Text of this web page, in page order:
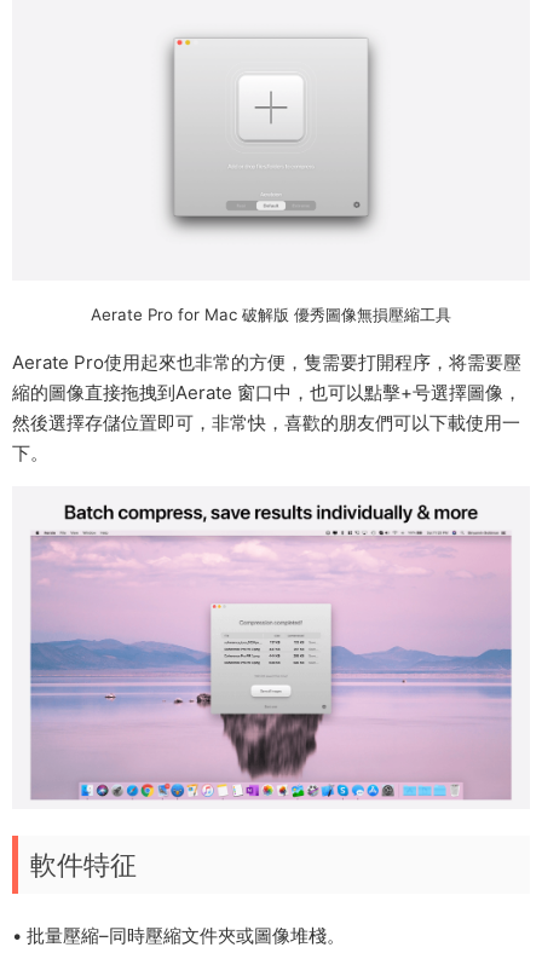
Aerate Pro for Mac 破解版 優秀圖像無損壓縮工具
Aerate Pro使用起來也非常的方便，隻需要打開程序，将需要壓
縮的圖像直接拖拽到Aerate 窗口中，也可以點擊+号選擇圖像，
然後選擇存儲位置即可，非常快，喜歡的朋友們可以下載使用一
下。
軟件特征
• 批量壓縮–同時壓縮文件夾或圖像堆棧。